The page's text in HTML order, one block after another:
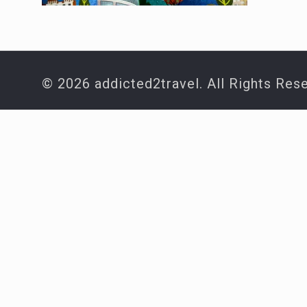
© 2026 addicted2travel. All Rights